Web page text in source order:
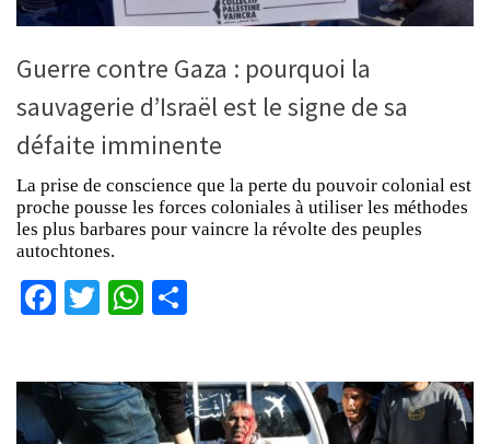
Guerre contre Gaza : pourquoi la
sauvagerie d’Israël est le signe de sa
défaite imminente
La prise de conscience que la perte du pouvoir colonial est
proche pousse les forces coloniales à utiliser les méthodes
les plus barbares pour vaincre la révolte des peuples
autochtones.
Facebook
TwitterWhatsApp